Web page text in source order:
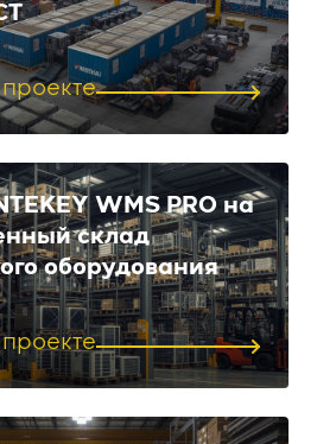
WMS PRO на
склад
оборудования